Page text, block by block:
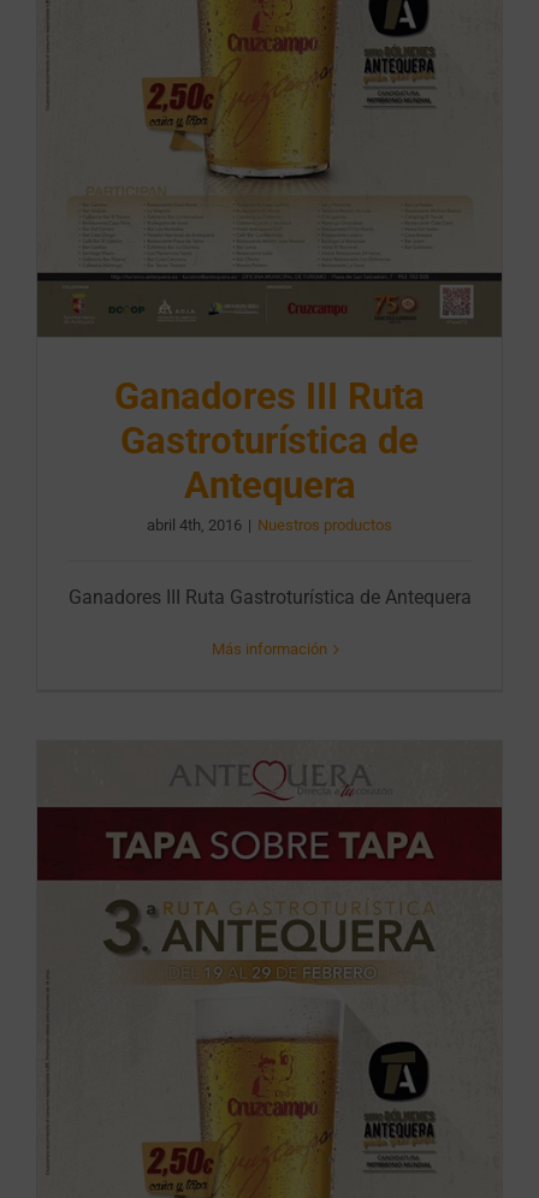
Ganadores III Ruta
Gastroturística de
Antequera
abril 4th, 2016 | Nuestros productos
Ganadores III Ruta Gastroturística de Antequera
Más información